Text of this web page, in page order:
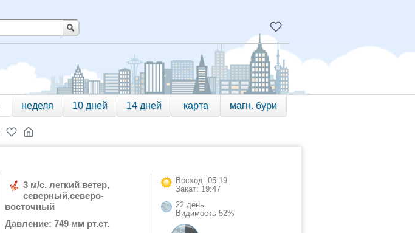
неделя 10 дней 14 дней карта магн. бури
3 м/с. легкий ветер,
северный,северо-
восточный
Давление: 749 мм рт.ст.
Восход: 05:19
Закат: 19:47
22 день
Видимость 52%